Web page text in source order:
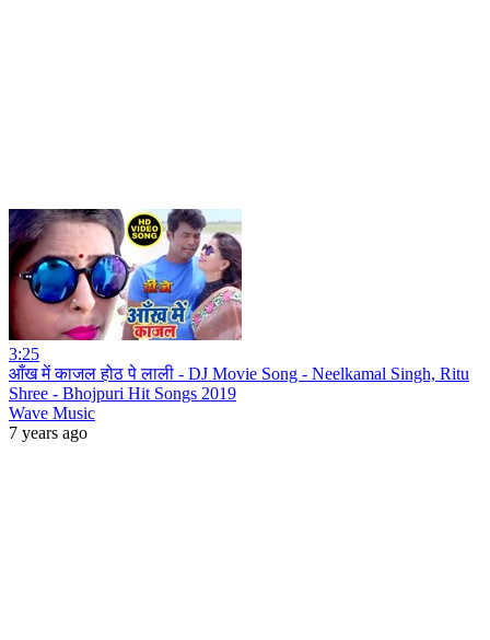
3:25
आँख में काजल होठ पे लाली - DJ Movie Song - Neelkamal Singh, Ritu
Shree - Bhojpuri Hit Songs 2019
Wave Music
7 years ago